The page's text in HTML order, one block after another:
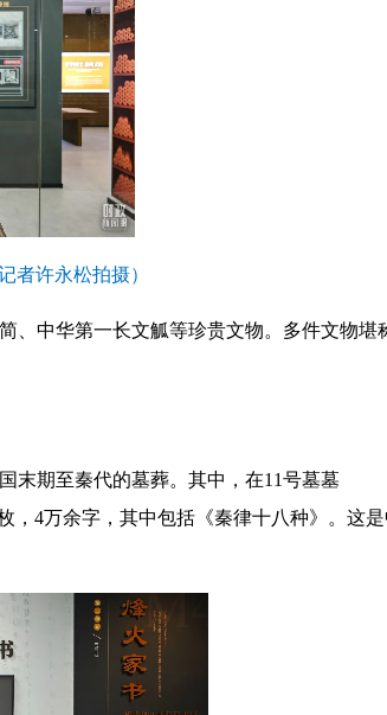
者许永松拍摄）
、中华第一长文觚等珍贵文物。多件文物堪
末期至秦代的墓葬。其中，在11号墓墓
，4万余字，其中包括《秦律十八种》。这